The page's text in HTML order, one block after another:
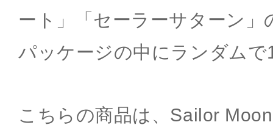
ート」「セーラーサターン」
パッケージの中にランダム
こちらの商品は、Sailor